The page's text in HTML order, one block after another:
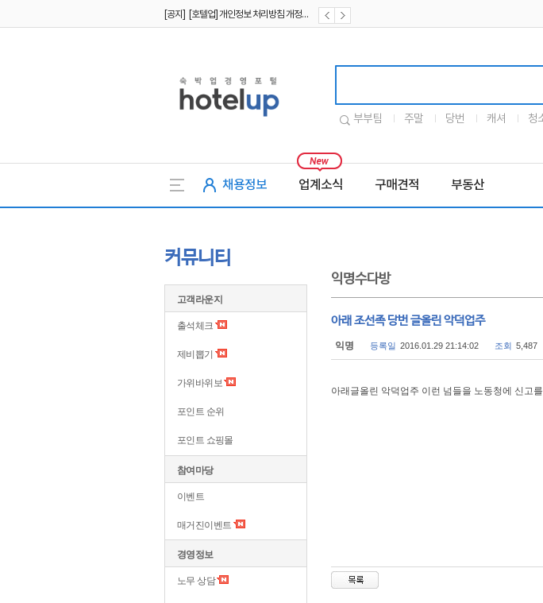
[공지] [호텔업] 개인정보 처리방침 개정본2 (19.09.02)
부부팀 주말 당번 캐셔 청
채용정보 업계소식 구매견적 부동산
커뮤니티
고객라운지
출석체크
제비뽑기
가위바위보
포인트 순위
포인트 쇼핑몰
참여마당
이벤트
매거진이벤트
경영정보
노무 상담
익명수다방
아래 조선족 당번 글올린 악덕업주
익명 등록일 2016.01.29 21:14:02 조회 5,487
아래글올린 악덕업주 이런 넘들을 노동청에 신고